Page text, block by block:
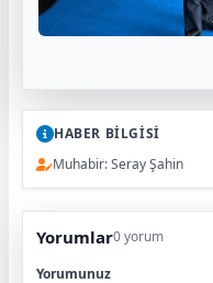
HABER BİLGİSİ
Muhabir: Seray Şahin
Yorumlar0 yorum
Yorumunuz